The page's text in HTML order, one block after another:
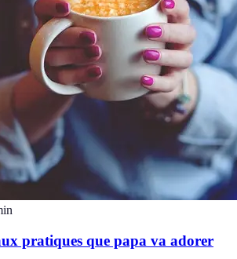
pratiques que papa va adorer